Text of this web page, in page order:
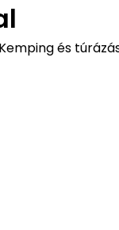
Kemping és